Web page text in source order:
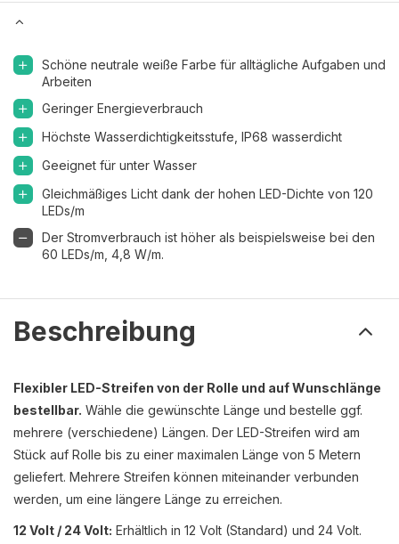
Schöne neutrale weiße Farbe für alltägliche Aufgaben und
Arbeiten
Geringer Energieverbrauch
Höchste Wasserdichtigkeitsstufe, IP68 wasserdicht
Geeignet für unter Wasser
Gleichmäßiges Licht dank der hohen LED-Dichte von 120
LEDs/m
Der Stromverbrauch ist höher als beispielsweise bei den
60 LEDs/m, 4,8 W/m.
Beschreibung
Flexibler LED-Streifen von der Rolle und auf Wunschlänge
bestellbar. Wähle die gewünschte Länge und bestelle ggf.
mehrere (verschiedene) Längen. Der LED-Streifen wird am
Stück auf Rolle bis zu einer maximalen Länge von 5 Metern
geliefert. Mehrere Streifen können miteinander verbunden
werden, um eine längere Länge zu erreichen.
12 Volt / 24 Volt: Erhältlich in 12 Volt (Standard) und 24 Volt.